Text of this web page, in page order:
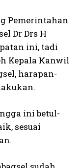
Pemerintahan
Dr Drs H
ini, tadi
Kepala Kanwil
harapan-
ini betul-
sesuai